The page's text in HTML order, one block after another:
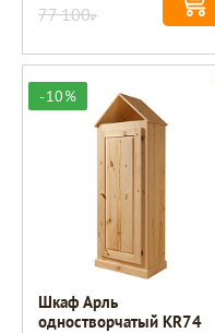
77 100Р
-10%
Шкаф Арль
одностворчатый KR74